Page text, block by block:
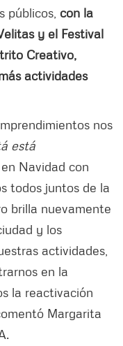
públicos, con la
y el Festival
Creativo,
actividades
nos
está
Navidad con
todos juntos de la
brilla nuevamente
y los
actividades,
en la
la reactivación
Margarita